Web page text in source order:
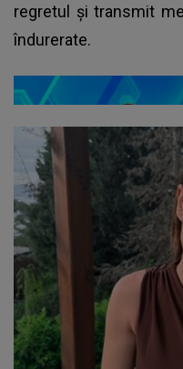
regretul și transmit
îndurerate.